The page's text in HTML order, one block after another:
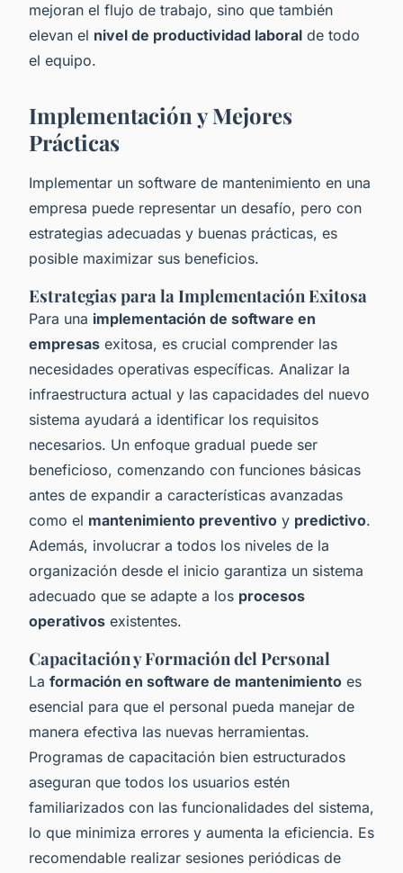
mejoran el flujo de trabajo, sino que también
elevan el nivel de productividad laboral de todo
el equipo.
Implementación y Mejores
Prácticas
Implementar un software de mantenimiento en una
empresa puede representar un desafío, pero con
estrategias adecuadas y buenas prácticas, es
posible maximizar sus beneficios.
Estrategias para la Implementación Exitosa
Para una implementación de software en
empresas exitosa, es crucial comprender las
necesidades operativas específicas. Analizar la
infraestructura actual y las capacidades del nuevo
sistema ayudará a identificar los requisitos
necesarios. Un enfoque gradual puede ser
beneficioso, comenzando con funciones básicas
antes de expandir a características avanzadas
como el mantenimiento preventivo y predictivo.
Además, involucrar a todos los niveles de la
organización desde el inicio garantiza un sistema
adecuado que se adapte a los procesos
operativos existentes.
Capacitación y Formación del Personal
La formación en software de mantenimiento es
esencial para que el personal pueda manejar de
manera efectiva las nuevas herramientas.
Programas de capacitación bien estructurados
aseguran que todos los usuarios estén
familiarizados con las funcionalidades del sistema,
lo que minimiza errores y aumenta la eficiencia. Es
recomendable realizar sesiones periódicas de